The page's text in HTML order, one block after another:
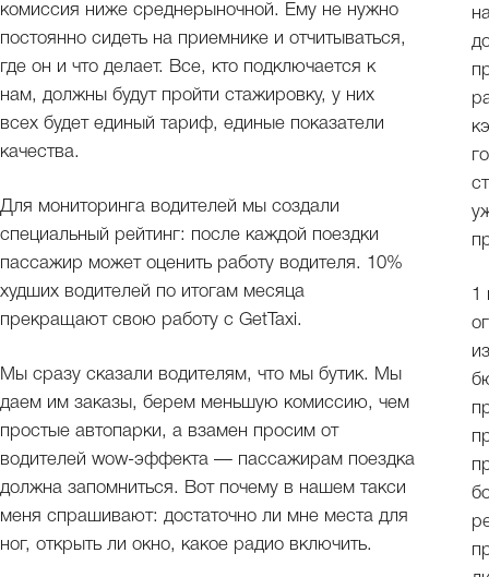
комиссия ниже среднерыночной. Ему не нужно
постоянно сидеть на приемнике и отчитываться,
где он и что делает. Все, кто подключается к
нам, должны будут пройти стажировку, у них
всех будет единый тариф, единые показатели
качества.
Для мониторинга водителей мы создали
специальный рейтинг: после каждой поездки
пассажир может оценить работу водителя. 10%
худших водителей по итогам месяца
прекращают свою работу с GetTaxi.
Мы сразу сказали водителям, что мы бутик. Мы
даем им заказы, берем меньшую комиссию, чем
простые автопарки, а взамен просим от
водителей wow-эффекта — пассажирам поездка
должна запомниться. Вот почему в нашем такси
меня спрашивают: достаточно ли мне места для
ног, открыть ли окно, какое радио включить.
1